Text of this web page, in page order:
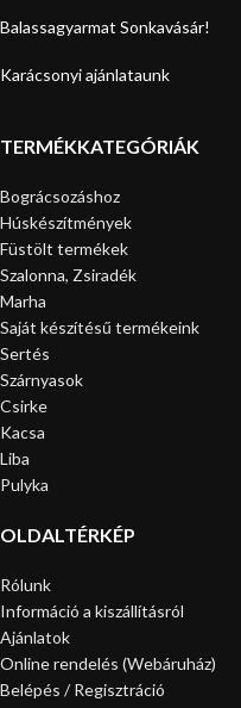
Balassagyarmat Sonkavásár!
Karácsonyi ajánlataunk
TERMÉKKATEGÓRIÁK
Bográcsozáshoz
Húskészítmények
Füstölt termékek
Szalonna, Zsiradék
Marha
Saját készítésű termékeink
Sertés
Szárnyasok
Csirke
Kacsa
Liba
Pulyka
OLDALTÉRKÉP
Rólunk
Információ a kiszállításról
Ajánlatok
Online rendelés (Webáruház)
Belépés / Regisztráció